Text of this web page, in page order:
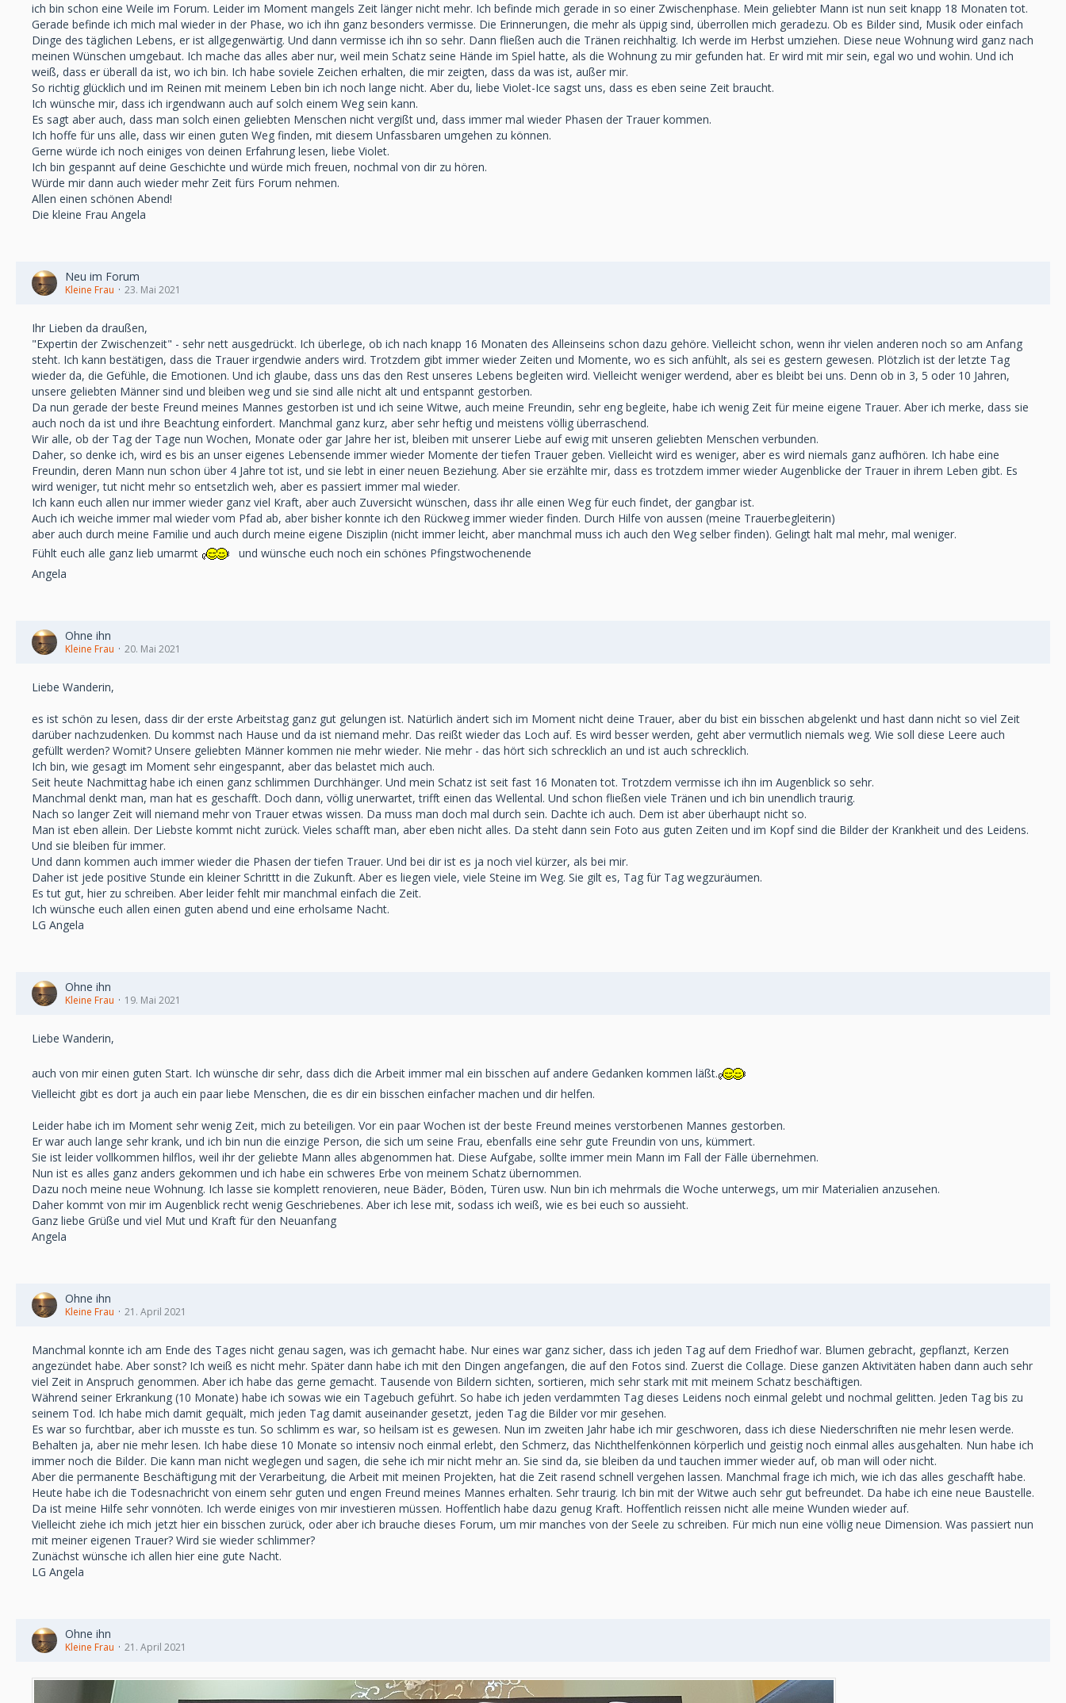
ich bin schon eine Weile im Forum. Leider im Moment mangels Zeit länger nicht mehr. Ich befinde mich gerade in so einer Zwischenphase. Mein geliebter Mann ist nun seit knapp 18 Monaten tot.
Gerade befinde ich mich mal wieder in der Phase, wo ich ihn ganz besonders vermisse. Die Erinnerungen, die mehr als üppig sind, überrollen mich geradezu. Ob es Bilder sind, Musik oder einfach
Dinge des täglichen Lebens, er ist allgegenwärtig. Und dann vermisse ich ihn so sehr. Dann fließen auch die Tränen reichhaltig. Ich werde im Herbst umziehen. Diese neue Wohnung wird ganz nach
meinen Wünschen umgebaut. Ich mache das alles aber nur, weil mein Schatz seine Hände im Spiel hatte, als die Wohnung zu mir gefunden hat. Er wird mit mir sein, egal wo und wohin. Und ich
weiß, dass er überall da ist, wo ich bin. Ich habe soviele Zeichen erhalten, die mir zeigten, dass da was ist, außer mir.
So richtig glücklich und im Reinen mit meinem Leben bin ich noch lange nicht. Aber du, liebe Violet-Ice sagst uns, dass es eben seine Zeit braucht.
Ich wünsche mir, dass ich irgendwann auch auf solch einem Weg sein kann.
Es sagt aber auch, dass man solch einen geliebten Menschen nicht vergißt und, dass immer mal wieder Phasen der Trauer kommen.
Ich hoffe für uns alle, dass wir einen guten Weg finden, mit diesem Unfassbaren umgehen zu können.
Gerne würde ich noch einiges von deinen Erfahrung lesen, liebe Violet.
Ich bin gespannt auf deine Geschichte und würde mich freuen, nochmal von dir zu hören.
Würde mir dann auch wieder mehr Zeit fürs Forum nehmen.
Allen einen schönen Abend!
Die kleine Frau Angela
Neu im Forum
Kleine Frau 23. Mai 2021
Ihr Lieben da draußen,
"Expertin der Zwischenzeit" - sehr nett ausgedrückt. Ich überlege, ob ich nach knapp 16 Monaten des Alleinseins schon dazu gehöre. Vielleicht schon, wenn ihr vielen anderen noch so am Anfang
steht. Ich kann bestätigen, dass die Trauer irgendwie anders wird. Trotzdem gibt immer wieder Zeiten und Momente, wo es sich anfühlt, als sei es gestern gewesen. Plötzlich ist der letzte Tag
wieder da, die Gefühle, die Emotionen. Und ich glaube, dass uns das den Rest unseres Lebens begleiten wird. Vielleicht weniger werdend, aber es bleibt bei uns. Denn ob in 3, 5 oder 10 Jahren,
unsere geliebten Männer sind und bleiben weg und sie sind alle nicht alt und entspannt gestorben.
Da nun gerade der beste Freund meines Mannes gestorben ist und ich seine Witwe, auch meine Freundin, sehr eng begleite, habe ich wenig Zeit für meine eigene Trauer. Aber ich merke, dass sie
auch noch da ist und ihre Beachtung einfordert. Manchmal ganz kurz, aber sehr heftig und meistens völlig überraschend.
Wir alle, ob der Tag der Tage nun Wochen, Monate oder gar Jahre her ist, bleiben mit unserer Liebe auf ewig mit unseren geliebten Menschen verbunden.
Daher, so denke ich, wird es bis an unser eigenes Lebensende immer wieder Momente der tiefen Trauer geben. Vielleicht wird es weniger, aber es wird niemals ganz aufhören. Ich habe eine
Freundin, deren Mann nun schon über 4 Jahre tot ist, und sie lebt in einer neuen Beziehung. Aber sie erzählte mir, dass es trotzdem immer wieder Augenblicke der Trauer in ihrem Leben gibt. Es
wird weniger, tut nicht mehr so entsetzlich weh, aber es passiert immer mal wieder.
Ich kann euch allen nur immer wieder ganz viel Kraft, aber auch Zuversicht wünschen, dass ihr alle einen Weg für euch findet, der gangbar ist.
Auch ich weiche immer mal wieder vom Pfad ab, aber bisher konnte ich den Rückweg immer wieder finden. Durch Hilfe von aussen (meine Trauerbegleiterin)
aber auch durch meine Familie und auch durch meine eigene Disziplin (nicht immer leicht, aber manchmal muss ich auch den Weg selber finden). Gelingt halt mal mehr, mal weniger.
Fühlt euch alle ganz lieb umarmt
und wünsche euch noch ein schönes Pfingstwochenende
Angela
Ohne ihn
Kleine Frau 20. Mai 2021
Liebe Wanderin,
es ist schön zu lesen, dass dir der erste Arbeitstag ganz gut gelungen ist. Natürlich ändert sich im Moment nicht deine Trauer, aber du bist ein bisschen abgelenkt und hast dann nicht so viel Zeit
darüber nachzudenken. Du kommst nach Hause und da ist niemand mehr. Das reißt wieder das Loch auf. Es wird besser werden, geht aber vermutlich niemals weg. Wie soll diese Leere auch
gefüllt werden? Womit? Unsere geliebten Männer kommen nie mehr wieder. Nie mehr - das hört sich schrecklich an und ist auch schrecklich.
Ich bin, wie gesagt im Moment sehr eingespannt, aber das belastet mich auch.
Seit heute Nachmittag habe ich einen ganz schlimmen Durchhänger. Und mein Schatz ist seit fast 16 Monaten tot. Trotzdem vermisse ich ihn im Augenblick so sehr.
Manchmal denkt man, man hat es geschafft. Doch dann, völlig unerwartet, trifft einen das Wellental. Und schon fließen viele Tränen und ich bin unendlich traurig.
Nach so langer Zeit will niemand mehr von Trauer etwas wissen. Da muss man doch mal durch sein. Dachte ich auch. Dem ist aber überhaupt nicht so.
Man ist eben allein. Der Liebste kommt nicht zurück. Vieles schafft man, aber eben nicht alles. Da steht dann sein Foto aus guten Zeiten und im Kopf sind die Bilder der Krankheit und des Leidens.
Und sie bleiben für immer.
Und dann kommen auch immer wieder die Phasen der tiefen Trauer. Und bei dir ist es ja noch viel kürzer, als bei mir.
Daher ist jede positive Stunde ein kleiner Schrittt in die Zukunft. Aber es liegen viele, viele Steine im Weg. Sie gilt es, Tag für Tag wegzuräumen.
Es tut gut, hier zu schreiben. Aber leider fehlt mir manchmal einfach die Zeit.
Ich wünsche euch allen einen guten abend und eine erholsame Nacht.
LG Angela
Ohne ihn
Kleine Frau 19. Mai 2021
Liebe Wanderin,
auch von mir einen guten Start. Ich wünsche dir sehr, dass dich die Arbeit immer mal ein bisschen auf andere Gedanken kommen läßt.
Vielleicht gibt es dort ja auch ein paar liebe Menschen, die es dir ein bisschen einfacher machen und dir helfen.
Leider habe ich im Moment sehr wenig Zeit, mich zu beteiligen. Vor ein paar Wochen ist der beste Freund meines verstorbenen Mannes gestorben.
Er war auch lange sehr krank, und ich bin nun die einzige Person, die sich um seine Frau, ebenfalls eine sehr gute Freundin von uns, kümmert.
Sie ist leider vollkommen hilflos, weil ihr der geliebte Mann alles abgenommen hat. Diese Aufgabe, sollte immer mein Mann im Fall der Fälle übernehmen.
Nun ist es alles ganz anders gekommen und ich habe ein schweres Erbe von meinem Schatz übernommen.
Dazu noch meine neue Wohnung. Ich lasse sie komplett renovieren, neue Bäder, Böden, Türen usw. Nun bin ich mehrmals die Woche unterwegs, um mir Materialien anzusehen.
Daher kommt von mir im Augenblick recht wenig Geschriebenes. Aber ich lese mit, sodass ich weiß, wie es bei euch so aussieht.
Ganz liebe Grüße und viel Mut und Kraft für den Neuanfang
Angela
Ohne ihn
Kleine Frau 21. April 2021
Manchmal konnte ich am Ende des Tages nicht genau sagen, was ich gemacht habe. Nur eines war ganz sicher, dass ich jeden Tag auf dem Friedhof war. Blumen gebracht, gepflanzt, Kerzen
angezündet habe. Aber sonst? Ich weiß es nicht mehr. Später dann habe ich mit den Dingen angefangen, die auf den Fotos sind. Zuerst die Collage. Diese ganzen Aktivitäten haben dann auch sehr
viel Zeit in Anspruch genommen. Aber ich habe das gerne gemacht. Tausende von Bildern sichten, sortieren, mich sehr stark mit mit meinem Schatz beschäftigen.
Während seiner Erkrankung (10 Monate) habe ich sowas wie ein Tagebuch geführt. So habe ich jeden verdammten Tag dieses Leidens noch einmal gelebt und nochmal gelitten. Jeden Tag bis zu
seinem Tod. Ich habe mich damit gequält, mich jeden Tag damit auseinander gesetzt, jeden Tag die Bilder vor mir gesehen.
Es war so furchtbar, aber ich musste es tun. So schlimm es war, so heilsam ist es gewesen. Nun im zweiten Jahr habe ich mir geschworen, dass ich diese Niederschriften nie mehr lesen werde.
Behalten ja, aber nie mehr lesen. Ich habe diese 10 Monate so intensiv noch einmal erlebt, den Schmerz, das Nichthelfenkönnen körperlich und geistig noch einmal alles ausgehalten. Nun habe ich
immer noch die Bilder. Die kann man nicht weglegen und sagen, die sehe ich mir nicht mehr an. Sie sind da, sie bleiben da und tauchen immer wieder auf, ob man will oder nicht.
Aber die permanente Beschäftigung mit der Verarbeitung, die Arbeit mit meinen Projekten, hat die Zeit rasend schnell vergehen lassen. Manchmal frage ich mich, wie ich das alles geschafft habe.
Heute habe ich die Todesnachricht von einem sehr guten und engen Freund meines Mannes erhalten. Sehr traurig. Ich bin mit der Witwe auch sehr gut befreundet. Da habe ich eine neue Baustelle.
Da ist meine Hilfe sehr vonnöten. Ich werde einiges von mir investieren müssen. Hoffentlich habe dazu genug Kraft. Hoffentlich reissen nicht alle meine Wunden wieder auf.
Vielleicht ziehe ich mich jetzt hier ein bisschen zurück, oder aber ich brauche dieses Forum, um mir manches von der Seele zu schreiben. Für mich nun eine völlig neue Dimension. Was passiert nun
mit meiner eigenen Trauer? Wird sie wieder schlimmer?
Zunächst wünsche ich allen hier eine gute Nacht.
LG Angela
Ohne ihn
Kleine Frau 21. April 2021